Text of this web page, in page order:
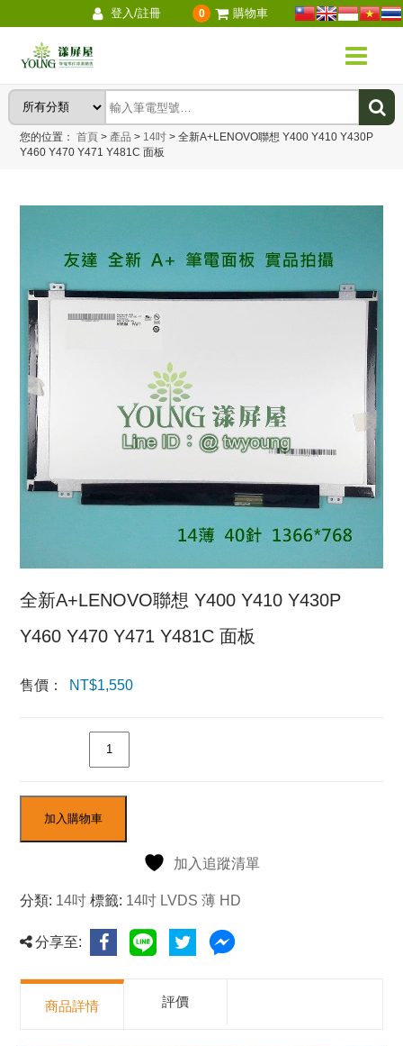
登入/註冊 0 購物車
您的位置：首頁 > 產品 > 14吋 > 全新A+LENOVO聯想 Y400 Y410 Y430P
Y460 Y470 Y471 Y481C 面板
全新A+LENOVO聯想 Y400 Y410 Y430P
Y460 Y470 Y471 Y481C 面板
售價： NT$1,550
加入購物車
加入追蹤清單
分類: 14吋 標籤: 14吋 LVDS 薄 HD
分享至:
商品詳情 評價